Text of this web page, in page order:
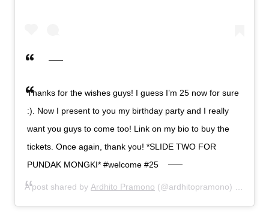
Thanks for the wishes guys! I guess I’m 25 now for sure
:). Now I present to you my birthday party and I really
want you guys to come too! Link on my bio to buy the
tickets. Once again, thank you! *SLIDE TWO FOR
PUNDAK MONGKI* #welcome #25
A post shared by Ardhito Pramono (@ardhitopramono) on